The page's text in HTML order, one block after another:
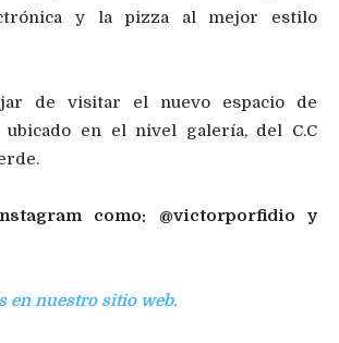
y la pizza al mejor estilo
de visitar el nuevo espacio de
ubicado en el nivel galería, del C.C
como: @victorporfidio y
en nuestro sitio web.